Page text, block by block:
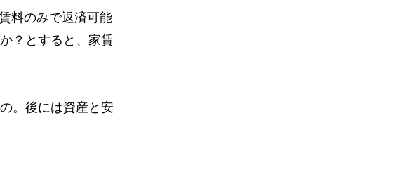
料のみで返済可能
？とすると、家賃
。後には資産と安